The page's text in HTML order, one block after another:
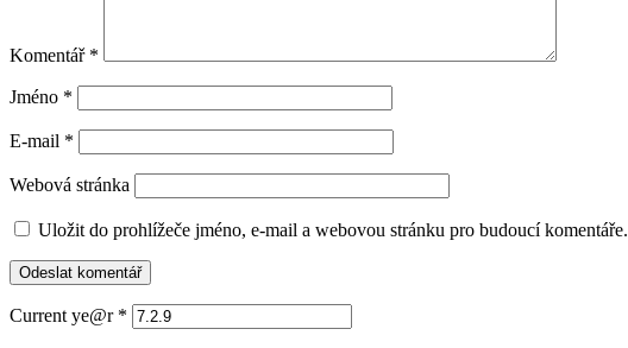
Komentář *
Jméno *
E-mail *
Webová stránka
Uložit do prohlížeče jméno, e-mail a webovou stránku pro budoucí komentáře.
Current ye@r *